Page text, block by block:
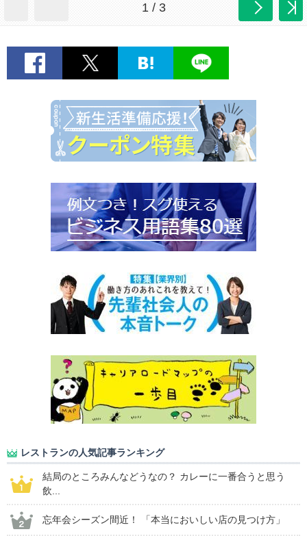
1 / 3
レストランの人気記事ランキング
結局のところみんなどうなの？ カレーに一番合うと思う
飲...
忘年会シーズン間近！ 「本当においしい店の見つけ方」